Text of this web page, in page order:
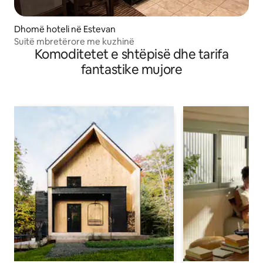
Dhomë hoteli në Estevan
Suitë mbretërore me kuzhinë
Komoditetet e shtëpisë dhe tarifa
fantastike mujore